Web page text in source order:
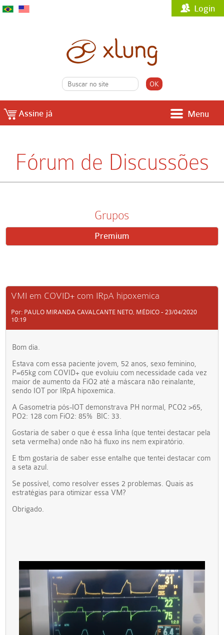
Login
Assine já Menu
Fórum de Discussões
Grupos
Premium
VMI em COVID+ com IRpA hipoxemica
Por: PAULO MIRANDA CAVALCANTE NETO, MÉDICO - 23/04/2020
10:19
Bom dia.
Estava com essa paciente jovem, 52 anos, sexo feminino,
P=65kg com COVID+ que evoluiu com necessidade cada vez
maior de aumento da FiO2 até a máscara não reinalante,
sendo IOT por IRpA hipoxemica.
A Gasometria pós-IOT demonstrava PH normal, PCO2 >65,
PO2: 128 com FiO2: 85% BIC: 33.
Gostaria de saber o que é essa linha (que tentei destacar pela
seta vermelha) onde não há fluxo ins nem expiratório.
E tbm gostaria de saber esse entalhe que tentei destacar com
a seta azul.
Se possível, como resolver esses 2 problemas. Quais as
estratégias para otimizar essa VM?
Obrigado.